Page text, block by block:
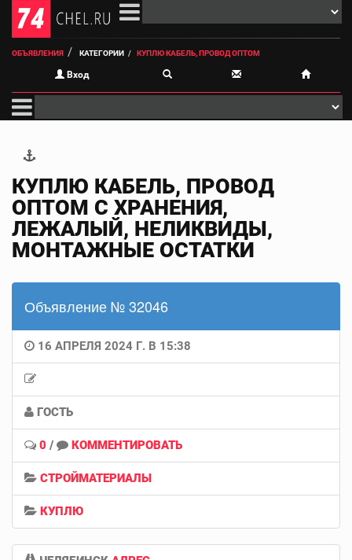
ОБЪЯВЛЕНИЯ КАТЕГОРИИ КУПЛЮ КАБЕЛЬ, ПРОВОД ОПТОМ
Вход
КУПЛЮ КАБЕЛЬ, ПРОВОД
ОПТОМ С ХРАНЕНИЯ,
ЛЕЖАЛЫЙ, НЕЛИКВИДЫ,
МОНТАЖНЫЕ ОСТАТКИ
Объявление № 32046
16 АПРЕЛЯ 2024 Г. В 15:38
ГОСТЬ
0 / КОММЕНТИРОВАТЬ
СТРОЙМАТЕРИАЛЫ
КУПЛЮ